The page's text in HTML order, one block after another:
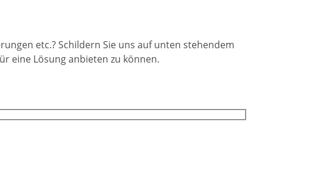
etc.? Schildern Sie uns auf unten stehendem
eine Lösung anbieten zu können.